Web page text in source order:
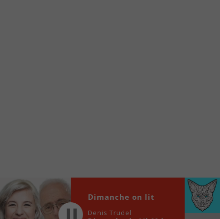
Audio
00:00
Dimanche on lit
Denis Trudel